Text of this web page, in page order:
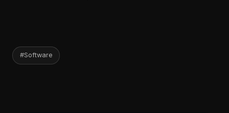
#Software